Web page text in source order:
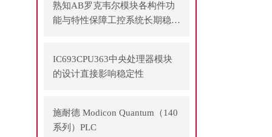
熟知AB罗克韦尔模块各构件功
能与特性保障工控系统长期稳定
IC693CPU363中央处理器模块
的设计直接影响稳定性
施耐德 Modicon Quantum（140
系列）PLC